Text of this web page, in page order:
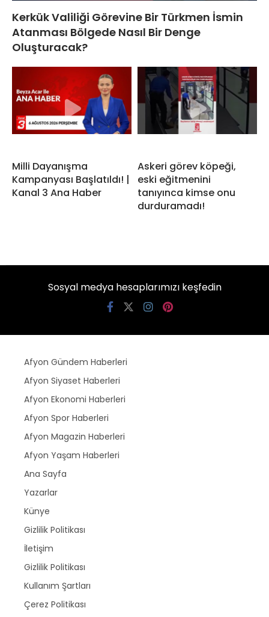
Kerkük Valiliği Görevine Bir Türkmen İsmin
Atanması Bölgede Nasıl Bir Denge
Oluşturacak?
Milli Dayanışma
Kampanyası Başlatıldı! |
Kanal 3 Ana Haber
Askeri görev köpeği,
eski eğitmenini
tanıyınca kimse onu
durduramadı!
Sosyal medya hesaplarımızı keşfedin
Afyon Gündem Haberleri
Afyon Siyaset Haberleri
Afyon Ekonomi Haberleri
Afyon Spor Haberleri
Afyon Magazin Haberleri
Afyon Yaşam Haberleri
Ana Sayfa
Yazarlar
Künye
Gizlilik Politikası
İletişim
Gizlilik Politikası
Kullanım Şartları
Çerez Politikası